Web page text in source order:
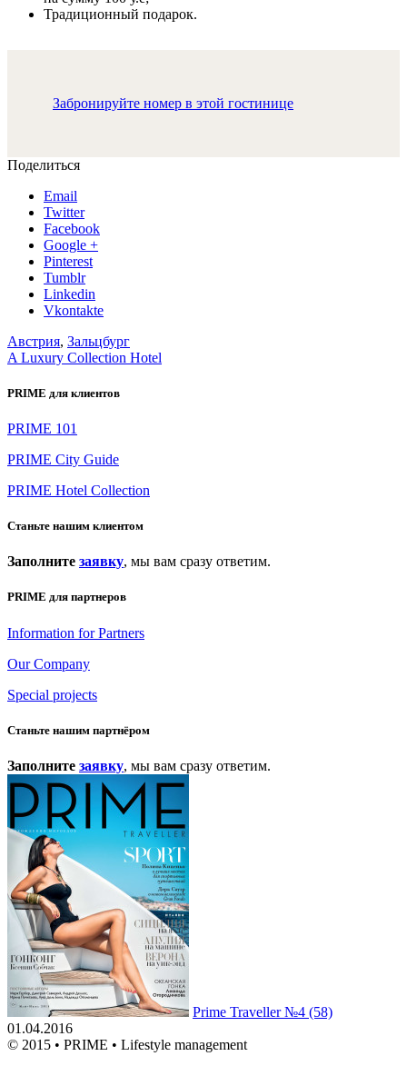
Традиционный подарок.
Забронируйте номер в этой гостинице
Поделиться
Email
Twitter
Facebook
Google +
Pinterest
Tumblr
Linkedin
Vkontakte
Австрия, Зальцбург
A Luxury Collection Hotel
PRIME для клиентов
PRIME 101
PRIME City Guide
PRIME Hotel Collection
Станьте нашим клиентом
Заполните заявку, мы вам сразу ответим.
PRIME для партнеров
Information for Partners
Our Company
Special projects
Станьте нашим партнёром
Заполните заявку, мы вам сразу ответим.
Prime Traveller №4 (58)
01.04.2016
© 2015 • PRIME • Lifestyle management